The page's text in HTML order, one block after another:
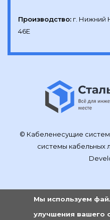
Производство: г. Нижний
46Е
© Кабеленесущие
системы кабельных
Мы используем
улучшения вашего